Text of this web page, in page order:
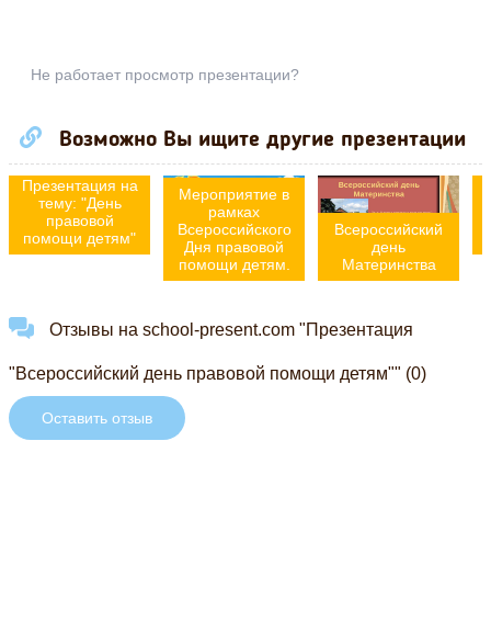
Не работает просмотр презентации?
Возможно Вы ищите другие презентации
Презентация на
тему: "День
правовой
помощи детям"
Мероприятие в
рамках
Всероссийского
Дня правовой
помощи детям.
Всероссийский
день
Материнства
Отзывы на school-present.com "Презентация
"Всероссийский день правовой помощи детям"" (0)
Оставить отзыв